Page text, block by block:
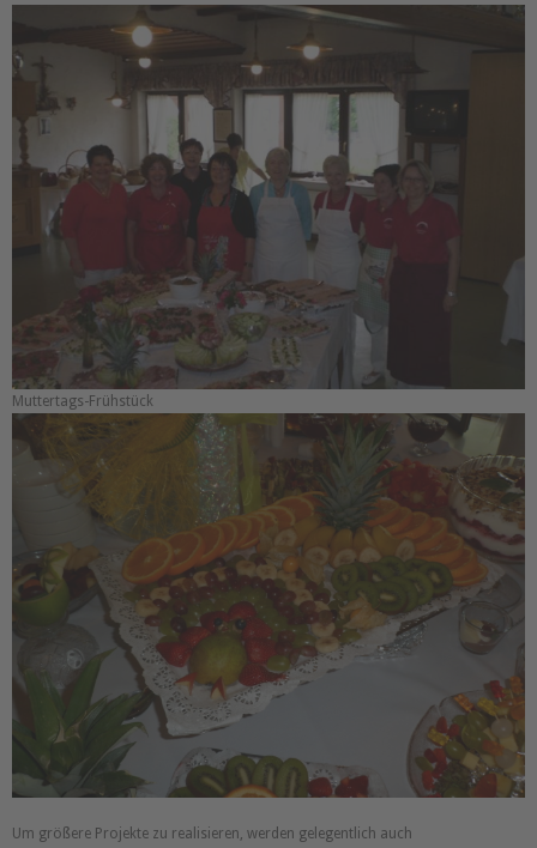
Muttertags-Frühstück
Um größere Projekte zu realisieren, werden gelegentlich auch